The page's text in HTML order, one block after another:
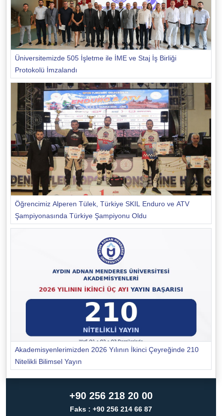
Üniversitemizde 505 İşletme ile İME ve Staj İş Birliği
Protokolü İmzalandı
Öğrencimiz Alperen Tülek, Türkiye SKIL Enduro ve ATV
Şampiyonasında Türkiye Şampiyonu Oldu
Akademisyenlerimizden 2026 Yılının İkinci Çeyreğinde 210
Nitelikli Bilimsel Yayın
+90 256 218 20 00
Faks : +90 256 214 66 87